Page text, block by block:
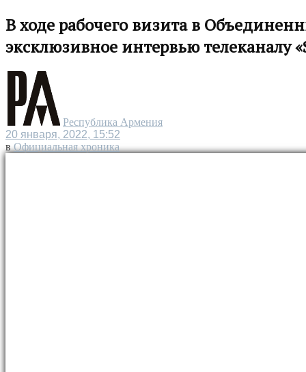
В ходе рабочего визита в
эксклюзивное интервью телеканалу
Республика Армения
20 января, 2022, 15:52
в Официальная хроника